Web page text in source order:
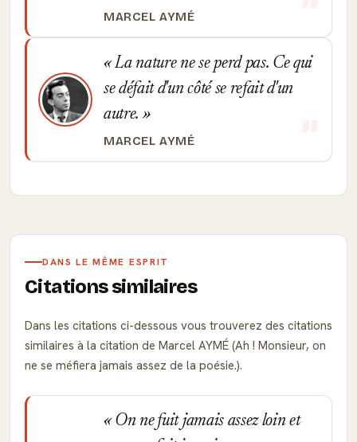
MARCEL AYMÉ
La nature ne se perd pas. Ce qui
se défait d'un côté se refait d'un
autre.
MARCEL AYMÉ
DANS LE MÊME ESPRIT
Citations similaires
Dans les citations ci-dessous vous trouverez des citations
similaires à la citation de Marcel AYMÉ (Ah ! Monsieur, on
ne se méfiera jamais assez de la poésie.).
On ne fuit jamais assez loin et